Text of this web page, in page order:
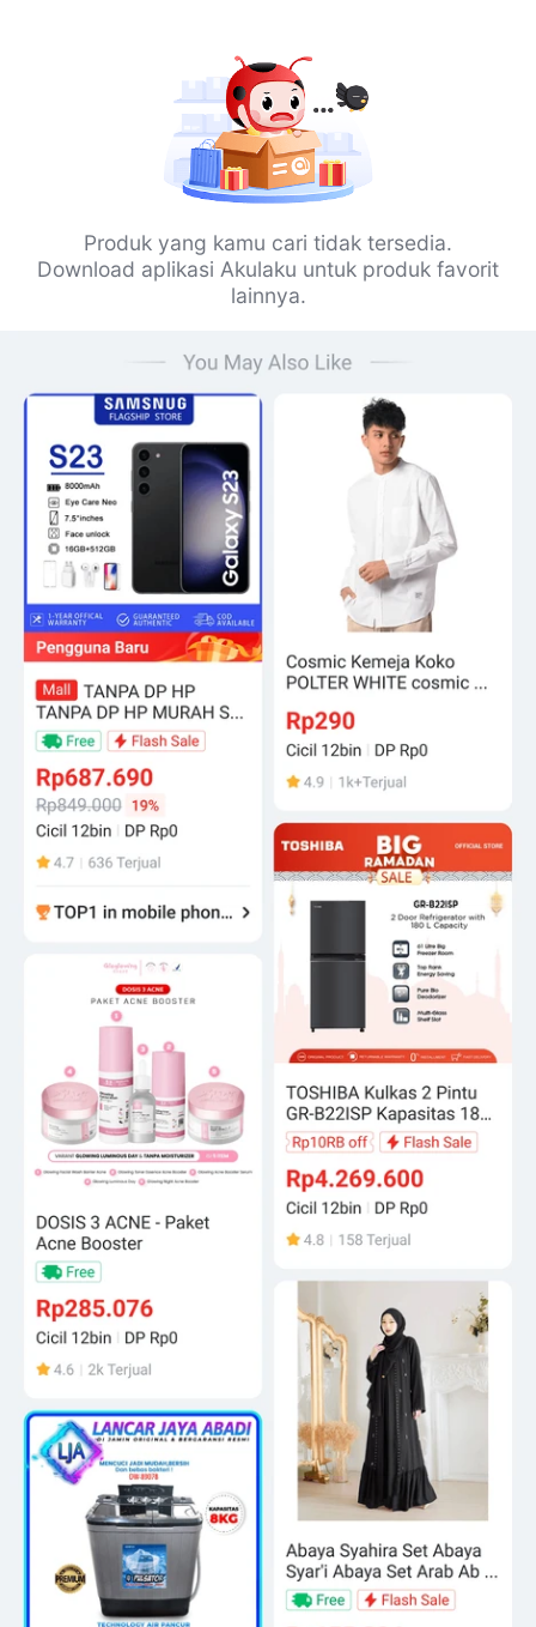
Produk yang kamu cari tidak tersedia.
Download aplikasi Akulaku untuk produk favorit
lainnya.